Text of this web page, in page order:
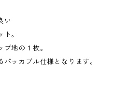
い
。
地の１枚。
ッカブル仕様となります。